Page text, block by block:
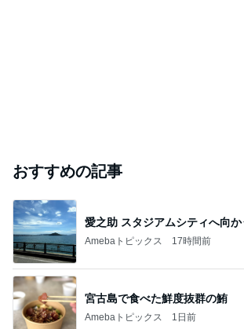
おすすめの記事
愛之助 スタジアムシティへ向
Amebaトピックス 17時間前
宮古島で食べた鮮度抜群の鮪
Amebaトピックス 1日前